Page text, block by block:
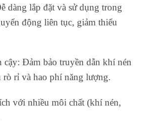
dàng lắp đặt và sử dụng trong
động liên tục, giảm thiểu
cậy: Đảm bảo truyền dẫn khí nén
rỉ và hao phí năng lượng.
với nhiều môi chất (khí nén,